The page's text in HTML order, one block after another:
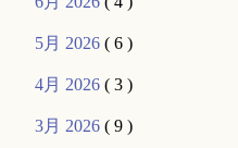
5月 2026( 6 )
4月 2026( 3 )
3月 2026( 9 )